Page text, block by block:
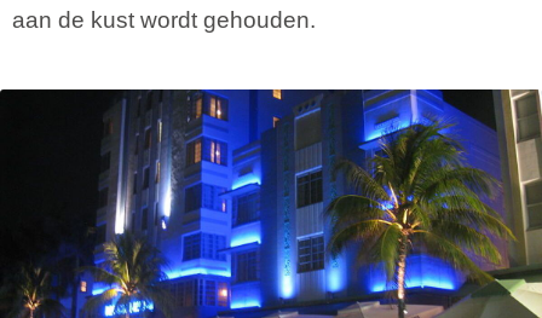
aan de kust wordt gehouden.